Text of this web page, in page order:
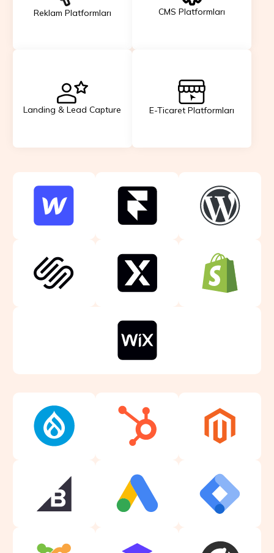
Reklam Platformları CMS Platformları
Landing & Lead Capture E-Ticaret Platformları